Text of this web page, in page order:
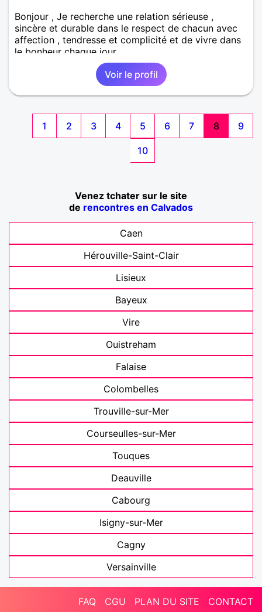
Bonjour , Je recherche une relation sérieuse ,
sincère et durable dans le respect de chacun avec
affection , tendresse et complicité et de vivre dans
le bonheur chaque jour. .
Voir le profil
1 2 3 4 5 6 7 8 9
10
Venez tchater sur le site
de rencontres en Calvados
Caen
Hérouville-Saint-Clair
Lisieux
Bayeux
Vire
Ouistreham
Falaise
Colombelles
Trouville-sur-Mer
Courseulles-sur-Mer
Touques
Deauville
Cabourg
Isigny-sur-Mer
Cagny
Versainville
FAQ CGU PLAN DU SITE CONTACT